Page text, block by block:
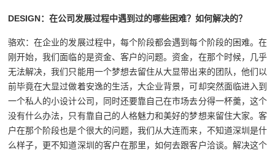
DESIGN：在公司发展过程中遇到过的哪些困难？如何解决的？
骆欢：在企业的发展过程中，每个阶段都会遇到每个阶段的困难。在
刚开始，我们面临的是资金、客户的问题。资金，在那个时候，几乎
无法解决，我们只能用一个梦想去留住从大显带出来的团队，他们以
前毕竟在大显过做着安逸的生活，大企业背景，可却突然面临进入到
一个私人的小设计公司，同时还要靠自己在市场去分得一杯羹，这个
没有什么办法，只有靠自己的人格魅力和美好的梦想来留住大家。客
户在那个阶段也是个很大的问题，我们从大连而来，不知道深圳是什
么样子，更不知道深圳的客户在那里，如何去跟客户洽谈。解决这个